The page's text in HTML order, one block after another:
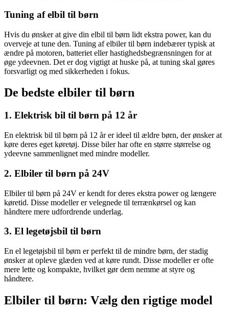
Tuning af elbil til børn
Hvis du ønsker at give din elbil til børn lidt ekstra power, kan du
overveje at tune den. Tuning af elbiler til børn indebærer typisk at
ændre på motoren, batteriet eller hastighedsbegrænsningen for at
øge ydeevnen. Det er dog vigtigt at huske på, at tuning skal gøres
forsvarligt og med sikkerheden i fokus.
De bedste elbiler til børn
1. Elektrisk bil til børn på 12 år
En elektrisk bil til børn på 12 år er ideel til ældre børn, der ønsker at
køre deres eget køretøj. Disse biler har ofte en større størrelse og
ydeevne sammenlignet med mindre modeller.
2. Elbiler til børn på 24V
Elbiler til børn på 24V er kendt for deres ekstra power og længere
køretid. Disse modeller er velegnede til terrænkørsel og kan
håndtere mere udfordrende underlag.
3. El legetøjsbil til børn
En el legetøjsbil til børn er perfekt til de mindre børn, der stadig
ønsker at opleve glæden ved at køre rundt. Disse modeller er ofte
mere lette og kompakte, hvilket gør dem nemme at styre og
håndtere.
Elbiler til børn: Vælg den rigtige model